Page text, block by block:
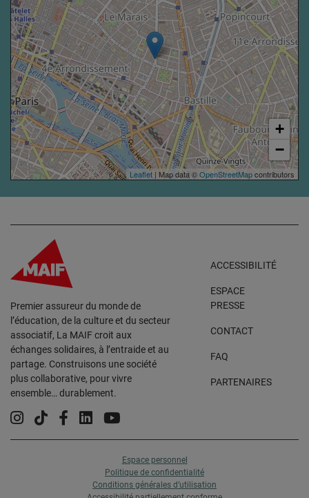
+
−
Leaflet| Map data ©OpenStreetMapcontributors
Premier assureur du monde de
l’éducation, de la culture et du secteur
associatif, La MAIF croit aux
échanges solidaires, à l’entraide et au
partage. Construisons une société
plus collaborative, pour vivre
ensemble… durablement.
ACCESSIBILITÉ
ESPACE
PRESSE
CONTACT
FAQ
PARTENAIRES
Instagram
TiktokFacebook
LinkedinYouTube
Espace personnel
Politique de confidentialité
Conditions générales d’utilisation